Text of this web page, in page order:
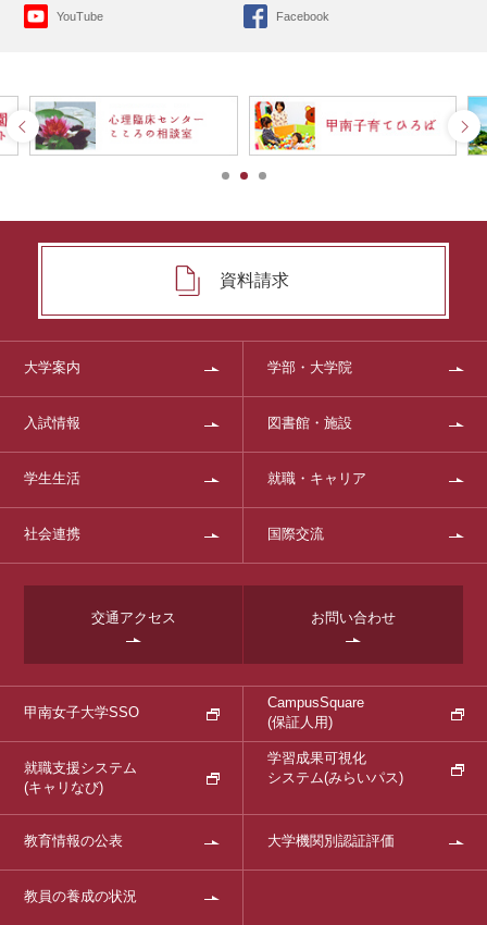
YouTube Facebook
資料請求
大学案内 学部・大学院
入試情報 図書館・施設
学生生活 就職・キャリア
社会連携 国際交流
交通アクセス お問い合わせ
甲南女子大学SSO
CampusSquare
(保証人用)
就職支援システム
(キャリなび)
学習成果可視化
システム(みらいパス)
教育情報の公表 大学機関別認証評価
教員の養成の状況